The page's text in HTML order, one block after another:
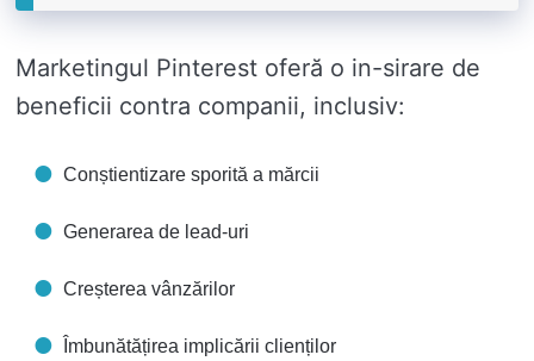
Marketingul Pinterest oferă o in-sirare de
beneficii contra companii, inclusiv:
Conștientizare sporită a mărcii
Generarea de lead-uri
Creșterea vânzărilor
Îmbunătățirea implicării clienților